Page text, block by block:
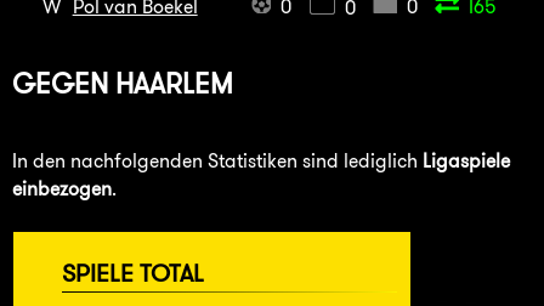
W Pol van Boekel 0 0 0 I65
GEGEN HAARLEM
In den nachfolgenden Statistiken sind lediglich Ligaspiele
einbezogen.
SPIELE TOTAL